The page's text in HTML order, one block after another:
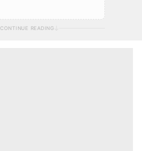
CONTINUE READING